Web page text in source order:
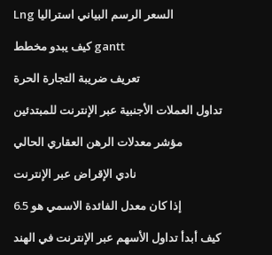
Lng السعر الرسم البياني استراليا
كيف يبدو مخطط gantt
تعريف ضريبة التجارة الحرة
تداول العملات الأجنبية عبر الإنترنت للمبتدئين
مؤشر معدلات الرهن العقاري الحالي
نادي الإقراض عبر الإنترنت
إذا كان معدل الفائدة الاسمي هو 6.5
كيف أبدأ تداول الأسهم عبر الإنترنت في الهند